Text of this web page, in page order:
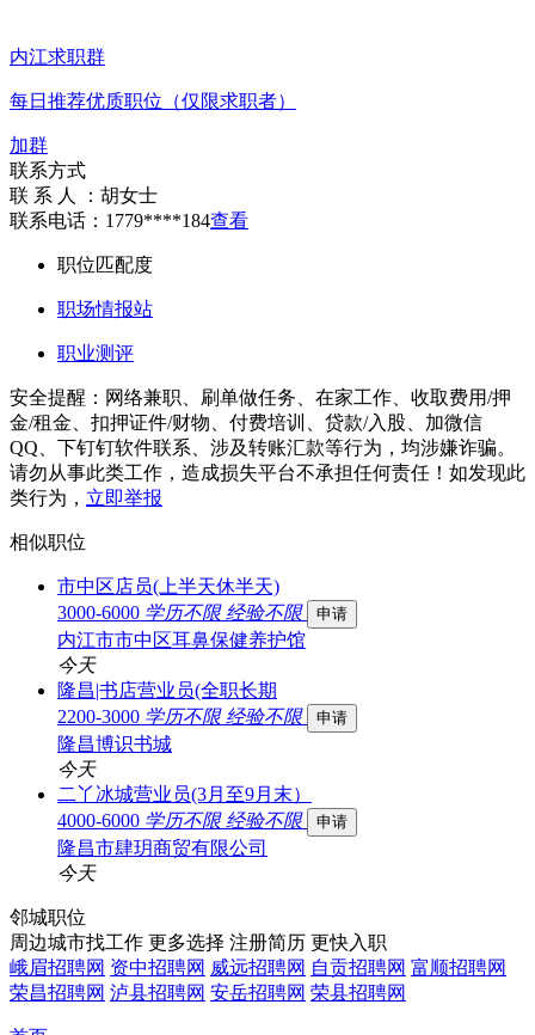
内江求职群
每日推荐优质职位（仅限求职者）
加群
联系方式
联 系 人 ： 胡女士
联系电话： 1779****184查看
职位匹配度
职场情报站
职业测评
安全提醒：网络兼职、刷单做任务、在家工作、收取费用/押
金/租金、扣押证件/财物、付费培训、贷款/入股、加微信
QQ、下钉钉软件联系、涉及转账汇款等行为，均涉嫌诈骗。
请勿从事此类工作，造成损失平台不承担任何责任！如发现此
类行为， 立即举报
相似职位
市中区店员(上半天休半天)
3000-6000 学历不限 经验不限 申请
内江市市中区耳鼻保健养护馆
今天
隆昌|书店营业员(全职长期
2200-3000 学历不限 经验不限 申请
隆昌博识书城
今天
二丫冰城营业员(3月至9月末）
4000-6000 学历不限 经验不限 申请
隆昌市肆玥商贸有限公司
今天
邻城职位
周边城市找工作 更多选择 注册简历 更快入职
峨眉招聘网 资中招聘网 威远招聘网 自贡招聘网 富顺招聘网
荣昌招聘网 泸县招聘网 安岳招聘网 荣县招聘网